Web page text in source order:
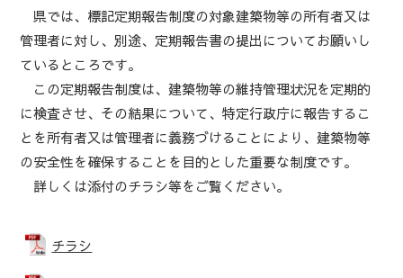
県では、標記定期報告制度の対象建築物等の所有者又は
管理者に対し、別途、定期報告書の提出についてお願いし
ているところです。
この定期報告制度は、建築物等の維持管理状況を定期的
に検査させ、その結果について、特定行政庁に報告するこ
とを所有者又は管理者に義務づけることにより、建築物等
の安全性を確保することを目的とした重要な制度です。
詳しくは添付のチラシ等をご覧ください。
チラシ